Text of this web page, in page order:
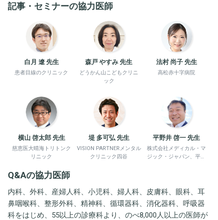
記事・セミナーの協力医師
白月 遼 先生
患者目線のクリニック
森戸 やすみ 先生
どうかん山こどもクリニ
ック
法村 尚子 先生
高松赤十字病院
横山 啓太郎 先生
慈恵医大晴海トリトンク
リニック
堤 多可弘 先生
VISION PARTNERメンタル
クリニック四谷
平野井 啓一 先生
株式会社メディカル・マ
ジック・ジャパン、平野
Q&Aの協力医師
内科、外科、産婦人科、小児科、婦人科、皮膚科、眼科、耳
鼻咽喉科、整形外科、精神科、循環器科、消化器科、呼吸器
科をはじめ、55以上の診療科より、のべ8,000人以上の医師が